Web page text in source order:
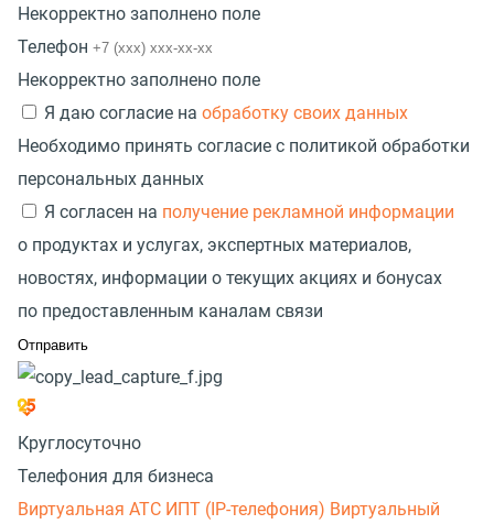
Некорректно заполнено поле
Телефон
Некорректно заполнено поле
Я даю согласие на обработку своих данных
Необходимо принять согласие с политикой обработки
персональных данных
Я согласен на получение рекламной информации
о продуктах и услугах, экспертных материалов,
новостях, информации о текущих акциях и бонусах
по предоставленным каналам связи
Круглосуточно
Телефония для бизнеса
Виртуальная АТС ИПТ (IP-телефония) Виртуальный